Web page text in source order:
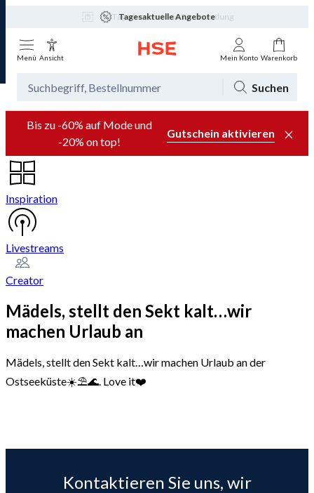
Tagesaktuelle Angebote
Menü Ansicht Mein Konto Warenkorb
Suchen
Bis zu -60% auf Mode und
-20% on top!
Gutschein aktivieren
Inspiration
Livestreams
Creator
Mädels, stellt den Sekt kalt…wir
machen Urlaub an
Mädels, stellt den Sekt kalt…wir machen Urlaub an der
Ostseeküste☀️⛱️🌊. Love it❤️
Kontaktieren Sie uns, wir